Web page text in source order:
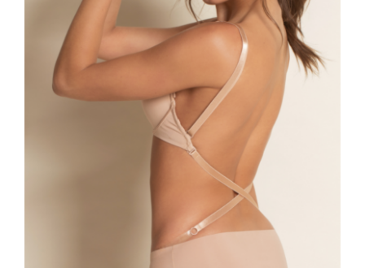
Notre boutique – Notre histoire
Prenez RDV